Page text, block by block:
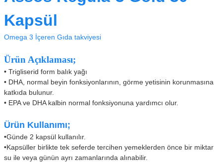
Kapsül
Omega 3 İçeren Gıda takviyesi
Ürün Açıklaması;
• Trigliserid form balık yağı
• DHA, normal beyin fonksiyonlarının, görme yetisinin korunmasına
katkıda bulunur.
• EPA ve DHA kalbin normal fonksiyonuna yardımcı olur.
Ürün Kullanımı;
•Günde 2 kapsül kullanılır.
•Kapsüller birlikte tek seferde tercihen yemeklerden önce bir miktar
su ile veya günün ayrı zamanlarında alınabilir.